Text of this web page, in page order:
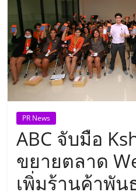
ประเทศไท
รวม
ธุรกิจ
เอ
ส
PR News
ABC จับมือ
ขยายตลาด
เพิ่มร้านค้าพัน